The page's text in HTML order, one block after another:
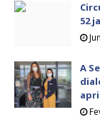
52
A